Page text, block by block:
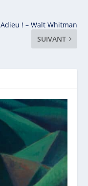
Adieu ! – Walt Whitman
SUIVANT